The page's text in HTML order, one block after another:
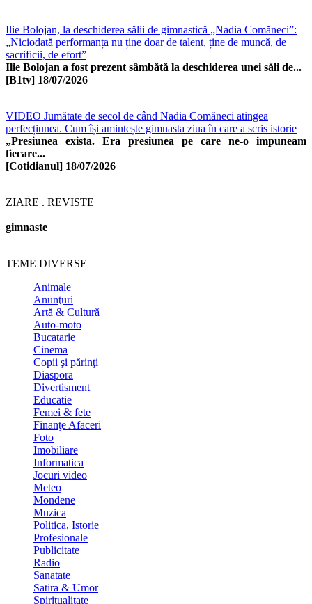
Ilie Bolojan, la deschiderea sălii de gimnastică „Nadia Comăneci”:
„Niciodată performanța nu ține doar de talent, ține de muncă, de
sacrificii, de efort”
Ilie Bolojan a fost prezent sâmbătă la deschiderea unei săli de...
[B1tv] 18/07/2026
VIDEO Jumătate de secol de când Nadia Comăneci atingea
perfecțiunea. Cum își amintește gimnasta ziua în care a scris istorie
„Presiunea exista. Era presiunea pe care ne-o impuneam
fiecare...
[Cotidianul] 18/07/2026
ZIARE . REVISTE
gimnaste
TEME DIVERSE
Animale
Anunţuri
Artă & Cultură
Auto-moto
Bucatarie
Cinema
Copii şi părinţi
Diaspora
Divertisment
Educatie
Femei & fete
Finanţe Afaceri
Foto
Imobiliare
Informatica
Jocuri video
Meteo
Mondene
Muzica
Politica, Istorie
Profesionale
Publicitate
Radio
Sanatate
Satira & Umor
Spiritualitate